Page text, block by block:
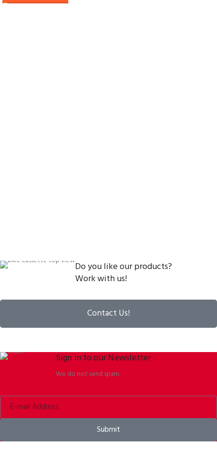
Do you like our products?
Work with us!
Contact Us!
Sign in to our Newsletter
We do not send spam.
Submit